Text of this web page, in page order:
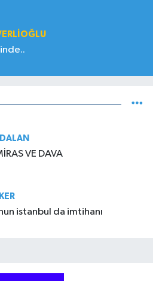
VE DAVA
istanbul da imtihanı